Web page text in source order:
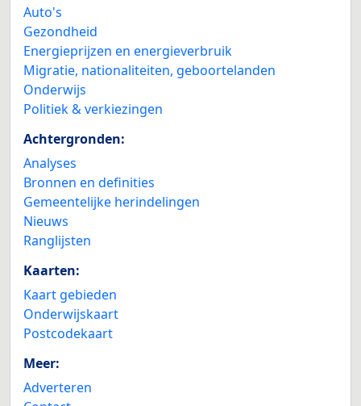
Auto's
Gezondheid
Energieprijzen en energieverbruik
Migratie, nationaliteiten, geboortelanden
Onderwijs
Politiek & verkiezingen
Achtergronden:
Analyses
Bronnen en definities
Gemeentelijke herindelingen
Nieuws
Ranglijsten
Kaarten:
Kaart gebieden
Onderwijskaart
Postcodekaart
Meer:
Adverteren